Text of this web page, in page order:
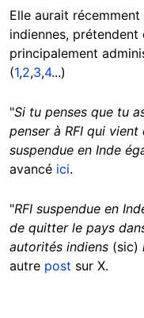
Elle aurait récemment
indiennes,
principalement
(1,2,3,4...)
"Si tu penses que tu
penser à RFI qui
suspendue en Inde
avancé ici.
"RFI suspendue en
de quitter le pays
autorités indiens (sic)
autre post sur X.